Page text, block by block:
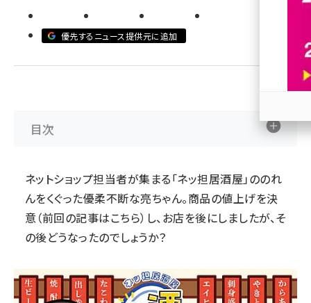
revico (744)
優先するニュース提供元に追加
目次
ネットショップ担当者が集まる「ネッ担居酒屋」ののれ
んをくぐった優柔不断な亮ちゃん。商品の値上げを決
意（前回の記事はこちら）し、お店を後にしましたが、そ
の後どうなったのでしょうか？
参